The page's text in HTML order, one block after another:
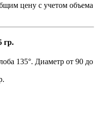
цену с учетом объема
гр.